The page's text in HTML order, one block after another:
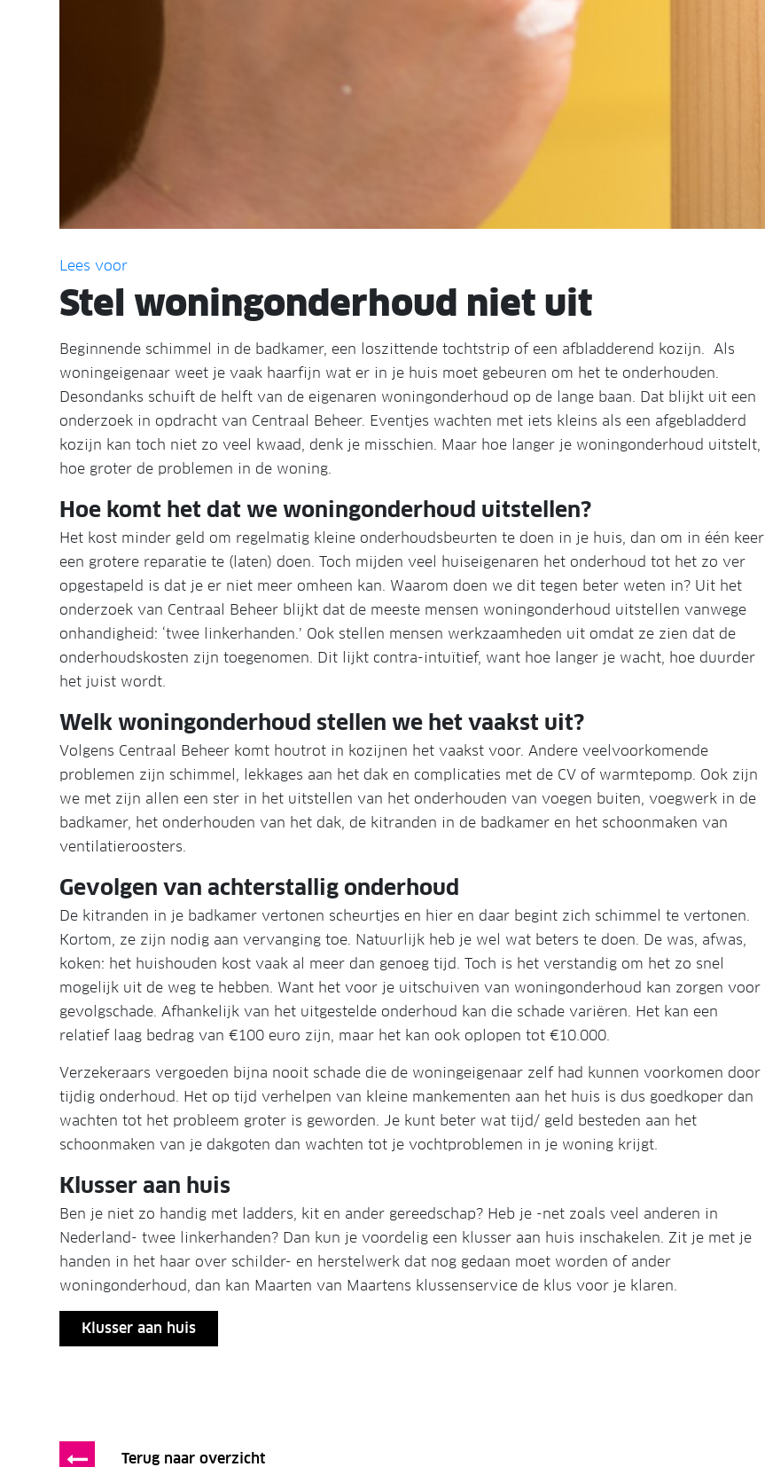
Lees voor
Stel woningonderhoud niet uit
Beginnende schimmel in de badkamer, een loszittende tochtstrip of een afbladderend kozijn. Als
woningeigenaar weet je vaak haarfijn wat er in je huis moet gebeuren om het te onderhouden.
Desondanks schuift de helft van de eigenaren woningonderhoud op de lange baan. Dat blijkt uit een
onderzoek in opdracht van Centraal Beheer. Eventjes wachten met iets kleins als een afgebladderd
kozijn kan toch niet zo veel kwaad, denk je misschien. Maar hoe langer je woningonderhoud uitstelt,
hoe groter de problemen in de woning.
Hoe komt het dat we woningonderhoud uitstellen?
Het kost minder geld om regelmatig kleine onderhoudsbeurten te doen in je huis, dan om in één keer
een grotere reparatie te (laten) doen. Toch mijden veel huiseigenaren het onderhoud tot het zo ver
opgestapeld is dat je er niet meer omheen kan. Waarom doen we dit tegen beter weten in? Uit het
onderzoek van Centraal Beheer blijkt dat de meeste mensen woningonderhoud uitstellen vanwege
onhandigheid: ‘twee linkerhanden.’ Ook stellen mensen werkzaamheden uit omdat ze zien dat de
onderhoudskosten zijn toegenomen. Dit lijkt contra-intuïtief, want hoe langer je wacht, hoe duurder
het juist wordt.
Welk woningonderhoud stellen we het vaakst uit?
Volgens Centraal Beheer komt houtrot in kozijnen het vaakst voor. Andere veelvoorkomende
problemen zijn schimmel, lekkages aan het dak en complicaties met de CV of warmtepomp. Ook zijn
we met zijn allen een ster in het uitstellen van het onderhouden van voegen buiten, voegwerk in de
badkamer, het onderhouden van het dak, de kitranden in de badkamer en het schoonmaken van
ventilatieroosters.
Gevolgen van achterstallig onderhoud
De kitranden in je badkamer vertonen scheurtjes en hier en daar begint zich schimmel te vertonen.
Kortom, ze zijn nodig aan vervanging toe. Natuurlijk heb je wel wat beters te doen. De was, afwas,
koken: het huishouden kost vaak al meer dan genoeg tijd. Toch is het verstandig om het zo snel
mogelijk uit de weg te hebben. Want het voor je uitschuiven van woningonderhoud kan zorgen voor
gevolgschade. Afhankelijk van het uitgestelde onderhoud kan die schade variëren. Het kan een
relatief laag bedrag van €100 euro zijn, maar het kan ook oplopen tot €10.000.
Verzekeraars vergoeden bijna nooit schade die de woningeigenaar zelf had kunnen voorkomen door
tijdig onderhoud. Het op tijd verhelpen van kleine mankementen aan het huis is dus goedkoper dan
wachten tot het probleem groter is geworden. Je kunt beter wat tijd/ geld besteden aan het
schoonmaken van je dakgoten dan wachten tot je vochtproblemen in je woning krijgt.
Klusser aan huis
Ben je niet zo handig met ladders, kit en ander gereedschap? Heb je -net zoals veel anderen in
Nederland- twee linkerhanden? Dan kun je voordelig een klusser aan huis inschakelen. Zit je met je
handen in het haar over schilder- en herstelwerk dat nog gedaan moet worden of ander
woningonderhoud, dan kan Maarten van Maartens klussenservice de klus voor je klaren.
Klusser aan huis
Terug naar overzicht